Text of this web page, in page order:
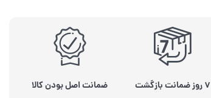
۷ روز ضمانت بازگشت ضمانت اصل بودن کالا